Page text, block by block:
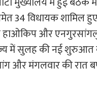
34 विधायक शामिल
और
में सुलह की नई
और मंगलवार की रात